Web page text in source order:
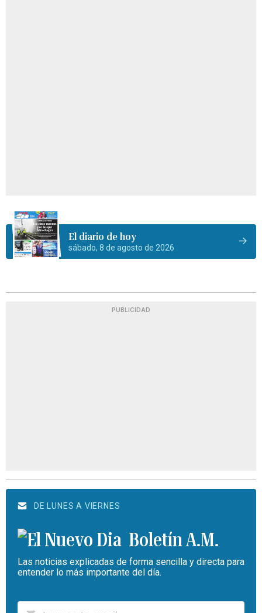
El diario de hoy
sábado, 8 de agosto de 2026
PUBLICIDAD
DE LUNES A VIERNES
Boletín A.M.
Las noticias explicadas de forma sencilla y directa para
entender lo más importante del día.